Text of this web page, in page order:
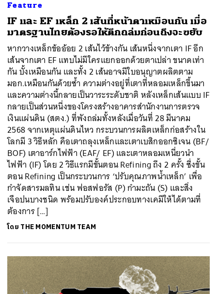
Feature
IF และ EF เหล็ก 2 เส้นที่หน้าตาเหมือนกัน เมื่อ
มาตรฐานไทยต้องรอให้ตึกถล่มก่อนถึงจะขยับ
หากวางเหล็กข้ออ้อย 2 เส้นไว้ข้างกัน เส้นหนึ่งจากเตา IF อีก
เส้นจากเตา EF แทบไม่มีใครแยกออกด้วยตาเปล่า ขนาดเท่า
กัน บั้งเหมือนกัน และทั้ง 2 เส้นอาจมีใบอนุญาตผลิตตาม
มอก.เหมือนกันด้วยซ้ำ ความต่างอยู่ที่เตาที่หลอมเหล็กขึ้นมา
และความต่างนี้กลายเป็นวาระระดับชาติ หลังเหล็กเส้นแบบ IF
กลายเป็นส่วนหนึ่งของโครงสร้างอาคารสำนักงานการตรวจ
เงินแผ่นดิน (สตง.) ที่พังถล่มทั้งหลังเมื่อวันที่ 28 มีนาคม
2568 จากเหตุแผ่นดินไหว กระบวนการผลิตเหล็กก่อสร้างใน
โลกมี 3 วิธีหลัก คือเตาถลุงเหล็กและเตาเบสิกออกซิเจน (BF/
BOF) เตาอาร์กไฟฟ้า (EAF/ EF) และเตาหลอมเหนี่ยวนำ
ไฟฟ้า (IF) โดย 2 วิธีแรกมีขั้นตอน Refining ถึง 2 ครั้ง ซึ่งขั้น
ตอน Refining เป็นกระบวนการ ‘ปรับคุณภาพน้ำเหล็ก’ เพื่อ
กำจัดสารมลทิน เช่น ฟอสฟอรัส (P) กำมะถัน (S) และสิ่ง
เจือปนบางชนิด พร้อมปรับองค์ประกอบทางเคมีให้ได้ตามที่
ต้องการ […]
โดย THE MOMENTUM TEAM